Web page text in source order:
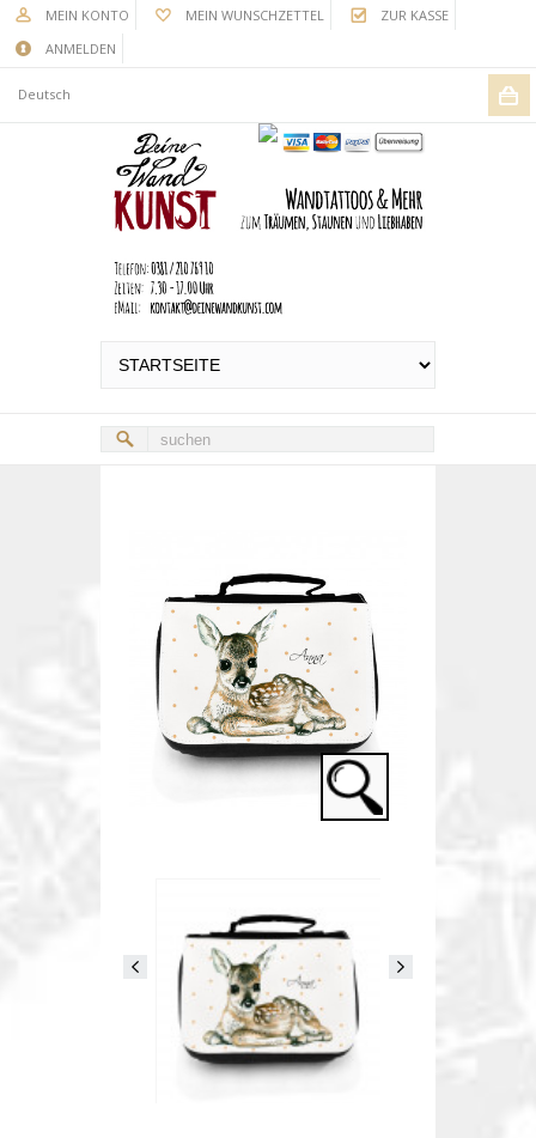
MEIN KONTO MEIN WUNSCHZETTEL
ZUR KASSE
ANMELDEN
Deutsch